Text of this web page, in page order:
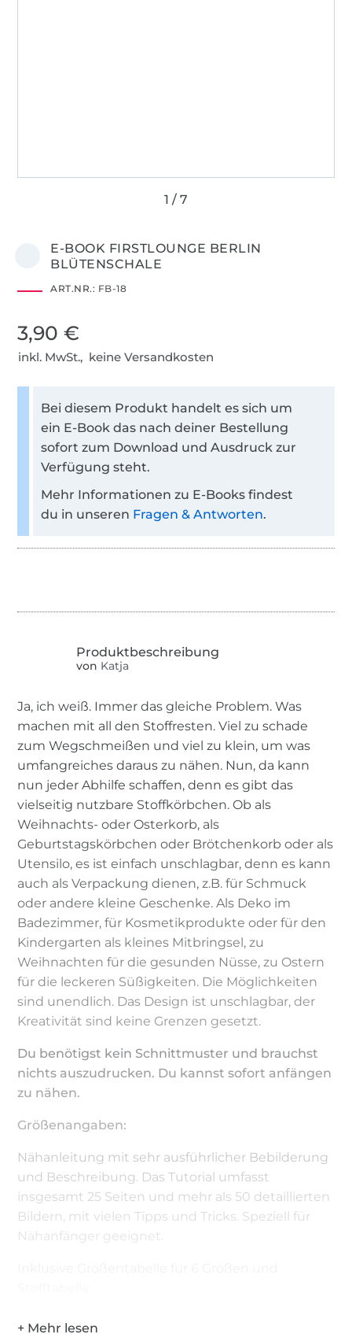
E-BOOK FIRSTLOUNGE BERLIN
BLÜTENSCHALE
ART.NR.: FB-18
3,90 €
inkl. MwSt., keine Versandkosten
Bei diesem Produkt handelt es sich um
ein E-Book das nach deiner Bestellung
sofort zum Download und Ausdruck zur
Verfügung steht.
Mehr Informationen zu E-Books findest
du in unseren Fragen & Antworten.
von Katja
Ja, ich weiß. Immer das gleiche Problem. Was
machen mit all den Stoffresten. Viel zu schade
zum Wegschmeißen und viel zu klein, um was
umfangreiches daraus zu nähen. Nun, da kann
nun jeder Abhilfe schaffen, denn es gibt das
vielseitig nutzbare Stoffkörbchen. Ob als
Weihnachts- oder Osterkorb, als
Geburtstagskörbchen oder Brötchenkorb oder als
Utensilo, es ist einfach unschlagbar, denn es kann
auch als Verpackung dienen, z.B. für Schmuck
oder andere kleine Geschenke. Als Deko im
Badezimmer, für Kosmetikprodukte oder für den
Kindergarten als kleines Mitbringsel, zu
Weihnachten für die gesunden Nüsse, zu Ostern
für die leckeren Süßigkeiten. Die Möglichkeiten
sind unendlich. Das Design ist unschlagbar, der
Kreativität sind keine Grenzen gesetzt.
Du benötigst kein Schnittmuster und brauchst
nichts auszudrucken. Du kannst sofort anfängen
zu nähen.
Größenangaben:
Nähanleitung mit sehr ausführlicher Bebilderung
und Beschreibung. Das Tutorial umfasst
insgesamt 25 Seiten und mehr als 50 detaillierten
Bildern, mit vielen Tipps und Tricks. Speziell für
Nähanfänger geeignet.